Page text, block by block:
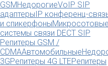
GSMНедорогиеVoIP SIP
адаптерыIP конференц-
и спикерфоныМикросотовые
системы связи DECT SIP
Репитеры GSM /
CDMAАвтомобильные
3GРепитеры 4G LTEРепитеры